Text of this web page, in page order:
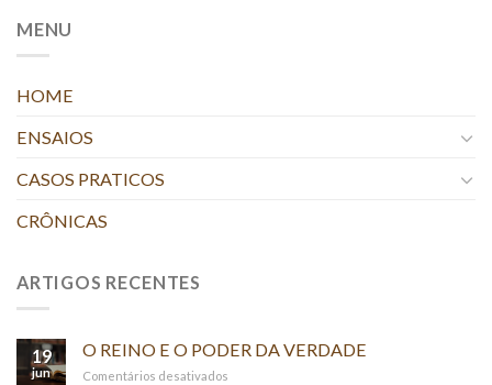
MENU
HOME
ENSAIOS
CASOS PRATICOS
CRÔNICAS
ARTIGOS RECENTES
19
jun
O REINO E O PODER DA VERDADE
Comentários desativados